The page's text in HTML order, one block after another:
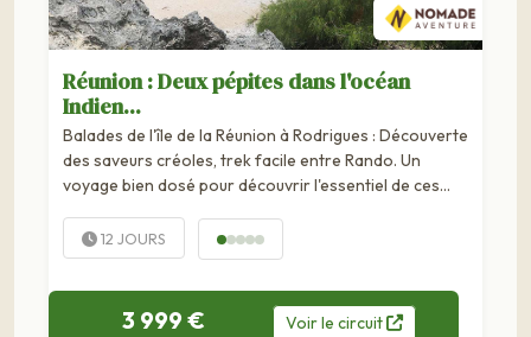
Réunion : Deux pépites dans l'océan
Indien...
Balades de l'île de la Réunion à Rodrigues : Découverte
des saveurs créoles, trek facile entre Rando. Un
voyage bien dosé pour découvrir l'essentiel de ces
Réunion ! Nous vous proposons...
12 JOURS
3 999 € Voirle circuit